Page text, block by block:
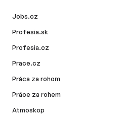
Jobs.cz
Profesia.sk
Profesia.cz
Prace.cz
Práca za rohom
Práce za rohem
Atmoskop